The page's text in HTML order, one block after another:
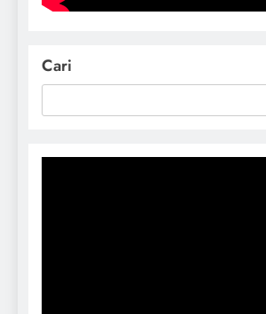
Cari